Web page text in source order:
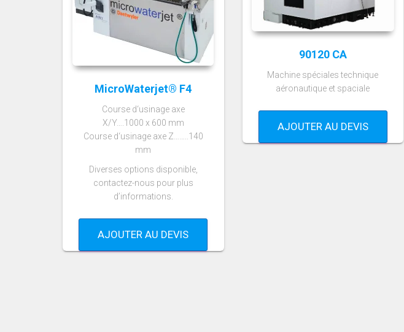
MicroWaterjet® F4
Course d‘usinage axe
X/Y….1000 x 600 mm
Course d‘usinage axe Z……..140
mm
Diverses options disponible,
contactez-nous pour plus
d’informations.
AJOUTER AU DEVIS
90120 CA
Machine spéciales technique
aéronautique et spaciale
AJOUTER AU DEVIS